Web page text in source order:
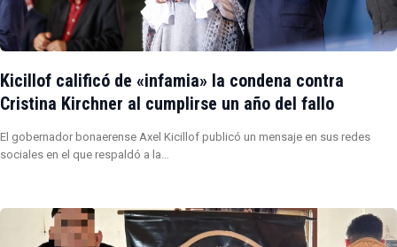
Kicillof calificó de «infamia» la condena contra
Cristina Kirchner al cumplirse un año del fallo
El gobernador bonaerense Axel Kicillof publicó un mensaje en sus redes
sociales en el que respaldó a la…